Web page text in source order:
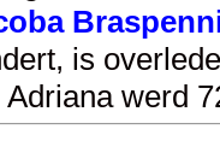
is
werd